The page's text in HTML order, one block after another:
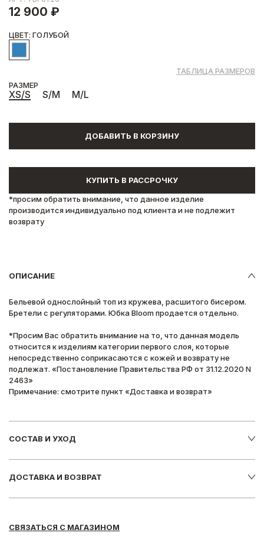
12 900 ₽
ДОБАВИТЬ В КОРЗИНУ
КУПИТЬ В РАССРОЧКУ
*просим обратить внимание, что данное изделие
производится индивидуально под клиента и не подлежит
возврату
РАЗМЕР
XS/S S/M M/L
ЦВЕТ: ГОЛУБОЙ
ТАБЛИЦА РАЗМЕРОВ
ОПИСАНИЕ
Бельевой однослойный топ из кружева, расшитого бисером.
Бретели с регуляторами. Юбка Bloom продается отдельно.
*Просим Вас обратить внимание на то, что данная модель
относится к изделиям категории первого слоя, которые
непосредственно соприкасаются с кожей и возврату не
подлежат. «Постановление Правительства РФ от 31.12.2020 N
2463»
Примечание: смотрите пункт «Доставка и возврат»
СОСТАВ И УХОД
ДОСТАВКА И ВОЗВРАТ
СВЯЗАТЬСЯ С МАГАЗИНОМ